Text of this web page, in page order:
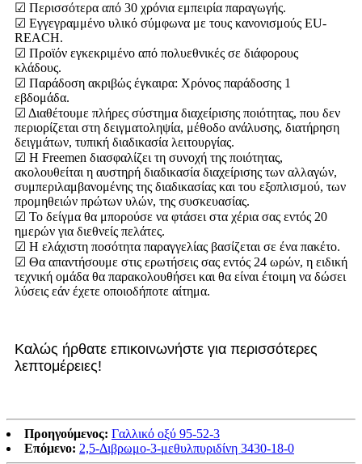
☑ Περισσότερα από 30 χρόνια εμπειρία παραγωγής.
☑ Εγγεγραμμένο υλικό σύμφωνα με τους κανονισμούς EU-
REACH.
☑ Προϊόν εγκεκριμένο από πολυεθνικές σε διάφορους
κλάδους.
☑ Παράδοση ακριβώς έγκαιρα: Χρόνος παράδοσης 1
εβδομάδα.
☑ Διαθέτουμε πλήρες σύστημα διαχείρισης ποιότητας, που δεν
περιορίζεται στη δειγματοληψία, μέθοδο ανάλυσης, διατήρηση
δειγμάτων, τυπική διαδικασία λειτουργίας.
☑ Η Freemen διασφαλίζει τη συνοχή της ποιότητας,
ακολουθείται η αυστηρή διαδικασία διαχείρισης των αλλαγών,
συμπεριλαμβανομένης της διαδικασίας και του εξοπλισμού, των
προμηθειών πρώτων υλών, της συσκευασίας.
☑ Το δείγμα θα μπορούσε να φτάσει στα χέρια σας εντός 20
ημερών για διεθνείς πελάτες.
☑ Η ελάχιστη ποσότητα παραγγελίας βασίζεται σε ένα πακέτο.
☑ Θα απαντήσουμε στις ερωτήσεις σας εντός 24 ωρών, η ειδική
τεχνική ομάδα θα παρακολουθήσει και θα είναι έτοιμη να δώσει
λύσεις εάν έχετε οποιοδήποτε αίτημα.
Καλώς ήρθατε επικοινωνήστε για περισσότερες
λεπτομέρειες!
Προηγούμενος: Γαλλικό οξύ 95-52-3
Επόμενο: 2,5-Διβρωμο-3-μεθυλπυριδίνη 3430-18-0